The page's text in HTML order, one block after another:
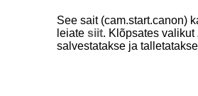
See sait (cam.start.canon)
leiate siit. Klõpsates valikut
salvestatakse ja